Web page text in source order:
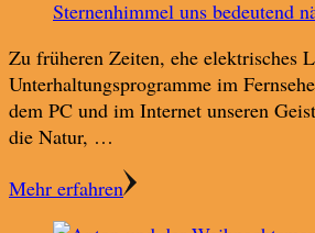
Zu früheren Zeiten, ehe elektrisches
Unterhaltungsprogramme im
dem PC und im Internet unseren
die Natur, …
Mehr erfahren